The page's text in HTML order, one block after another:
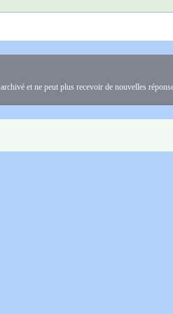
et ne peut plus recevoir de nouvelles